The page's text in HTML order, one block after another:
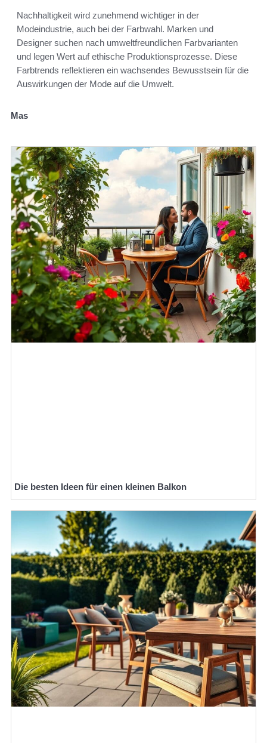
Nachhaltigkeit wird zunehmend wichtiger in der
Modeindustrie, auch bei der Farbwahl. Marken und
Designer suchen nach umweltfreundlichen Farbvarianten
und legen Wert auf ethische Produktionsprozesse. Diese
Farbtrends reflektieren ein wachsendes Bewusstsein für die
Auswirkungen der Mode auf die Umwelt.
Mas
Die besten Ideen für einen kleinen Balkon